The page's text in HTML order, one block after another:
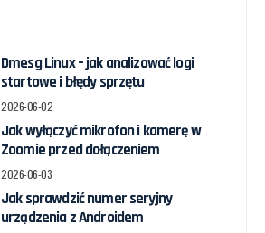
Dmesg Linux – jak analizować logi
startowe i błędy sprzętu
2026-06-02
Jak wyłączyć mikrofon i kamerę w
Zoomie przed dołączeniem
2026-06-03
Jak sprawdzić numer seryjny
urządzenia z Androidem